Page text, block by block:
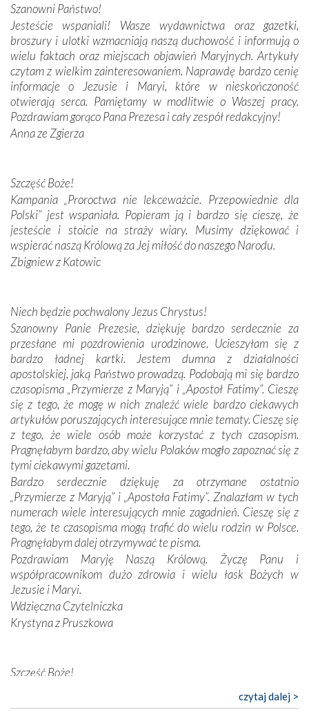
budowniczych.
Podążyliśmy też śladami fatimskich wizjonerów – Łucji
dos Santos oraz świętych Hiacynty i Franciszka Marto.
Modliliśmy się przy ich grobach. Odprawiliśmy Drogę
Krzyżową w ich rodzinnych stronach, odwiedziliśmy
domy, w których żyli.
W miejscu objawień Matki Bożej zapaliliśmy świece
Podczas tej kilkudniowej wyprawy na każdym kroku
spotykaliśmy się z serdeczną otwartością
Portugalczyków. Podziwialiśmy ich ludową sztukę i
zwyczaje. Mimo że nasze kraje są od siebie bardzo
oddalone, w żaden sposób nie czuliśmy się obco.
Sprawiła to oczywiście sama Matka Boża, ale też
kulturowa bliskość biorąca swój początek w naszej
mieliśmy okazję przekonać się, że Maryja swoją opieką
otacza nie tylko nasz naród, lecz wszystkie nacje, które
się Jej ufnie oddają, a także każdą osobę, która zawierza
Jej siebie oraz swych bliskich.
Dzieje Portugalii to również historia wierności Bogu i
odstępstw, także w życiu władców. Trudne momenty w
wymiarze tak osobistym, jak i zbiorowym, przypominają o
konieczności ciągłego zabiegania o własną duszę i o łaskę
Opatrzności. Wierność przynosi pomyślność –
przynajmniej w życiu duchowym. Odstępstwo owocuje
nieszczęściem i śmiercią. Te uniwersalne prawdy
przychodziły na myśl, gdy słuchaliśmy opowieści
przewodników o portugalskich monarchach i wodzach,
zwycięskich bitwach i nieszczęśliwych losach grzesznych
kochanków.
Byli tym razem pośród Apostołów Fatimy reprezentanci
każdego spośród żyjących pokoleń. Najmłodszy uczestnik
liczył sobie 13 lat, zaś senior, pan Zdzisław – już 94.
Całe życie marzyłem, by tu przyjechać
Nasza pielgrzymka nie byłaby tak bogata w duchową treść
Oprócz zapewnienia nam możliwości codziennego
Szanowni Państwo!
Jesteście wspaniali! Wasze wydawnictwa oraz gazetki,
broszury i ulotki wzmacniają naszą duchowość i informują o
wielu faktach oraz miejscach objawień Maryjnych. Artykuły
czytam z wielkim zainteresowaniem. Naprawdę bardzo cenię
informacje o Jezusie i Maryi, które w nieskończoność
otwierają serca. Pamiętamy w modlitwie o Waszej pracy.
Pozdrawiam gorąco Pana Prezesa i cały zespół redakcyjny!
Anna ze Zgierza
Szczęść Boże!
Kampania „Proroctwa nie lekceważcie. Przepowiednie dla
Polski” jest wspaniała. Popieram ją i bardzo się cieszę, że
jesteście i stoicie na straży wiary. Musimy dziękować i
wspierać naszą Królową za Jej miłość do naszego Narodu.
Zbigniew z Katowic
Niech będzie pochwalony Jezus Chrystus!
Szanowny Panie Prezesie, dziękuję bardzo serdecznie za
przesłane mi pozdrowienia urodzinowe. Ucieszyłam się z
bardzo ładnej kartki. Jestem dumna z działalności
apostolskiej, jaką Państwo prowadzą. Podobają mi się bardzo
czasopisma „Przymierze z Maryją” i „Apostoł Fatimy”. Cieszę
się z tego, że mogę w nich znaleźć wiele bardzo ciekawych
artykułów poruszających interesujące mnie tematy. Cieszę się
z tego, że wiele osób może korzystać z tych czasopism.
Pragnęłabym bardzo, aby wielu Polaków mogło zapoznać się z
tymi ciekawymi gazetami.
Bardzo serdecznie dziękuję za otrzymane ostatnio
„Przymierze z Maryją” i „Apostoła Fatimy”. Znalazłam w tych
numerach wiele interesujących mnie zagadnień. Cieszę się z
tego, że te czasopisma mogą trafić do wielu rodzin w Polsce.
Pragnęłabym dalej otrzymywać te pisma.
Pozdrawiam Maryję Naszą Królową. Życzę Panu i
współpracownikom dużo zdrowia i wielu łask Bożych w
Jezusie i Maryi.
Wdzięczna Czytelniczka
Krystyna z Pruszkowa
Szczęść Boże!
to pismo, które bardzo sobie cenię i szanuję. Redagujecie
czytaj dalej >